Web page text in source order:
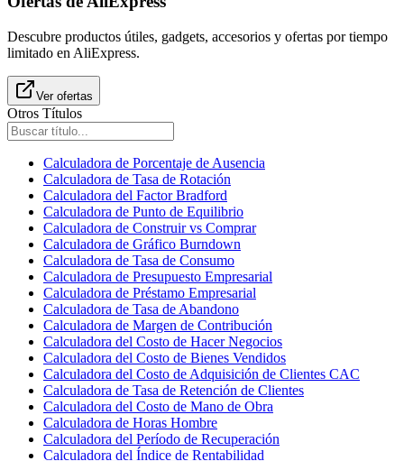
Descubre productos útiles, gadgets, accesorios y ofertas por tiempo
limitado en AliExpress.
Ver ofertas
Otros Títulos
Calculadora de Porcentaje de Ausencia
Calculadora de Tasa de Rotación
Calculadora del Factor Bradford
Calculadora de Punto de Equilibrio
Calculadora de Construir vs Comprar
Calculadora de Gráfico Burndown
Calculadora de Tasa de Consumo
Calculadora de Presupuesto Empresarial
Calculadora de Préstamo Empresarial
Calculadora de Tasa de Abandono
Calculadora de Margen de Contribución
Calculadora del Costo de Hacer Negocios
Calculadora del Costo de Bienes Vendidos
Calculadora del Costo de Adquisición de Clientes CAC
Calculadora de Tasa de Retención de Clientes
Calculadora del Costo de Mano de Obra
Calculadora de Horas Hombre
Calculadora del Período de Recuperación
Calculadora del Índice de Rentabilidad